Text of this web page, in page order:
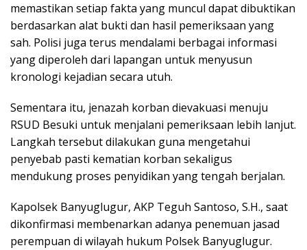
memastikan setiap fakta yang muncul dapat dibuktikan
berdasarkan alat bukti dan hasil pemeriksaan yang
sah. Polisi juga terus mendalami berbagai informasi
yang diperoleh dari lapangan untuk menyusun
kronologi kejadian secara utuh.
Sementara itu, jenazah korban dievakuasi menuju
RSUD Besuki untuk menjalani pemeriksaan lebih lanjut.
Langkah tersebut dilakukan guna mengetahui
penyebab pasti kematian korban sekaligus
mendukung proses penyidikan yang tengah berjalan.
Kapolsek Banyuglugur, AKP Teguh Santoso, S.H., saat
dikonfirmasi membenarkan adanya penemuan jasad
perempuan di wilayah hukum Polsek Banyuglugur.